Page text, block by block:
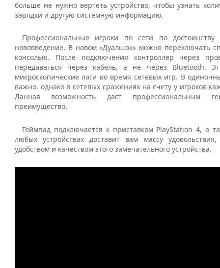
больше не нужно вертеть устройство, чтобы узнать
зарядки и другую системную информацию.
Профессиональные игроки по сети по
нововведение. В новом «Дуалшок» можно переключать
консолью. После подключения контроллер через
передаваться через кабель, а не через Bluetooth.
микроскопические лаги во время сетевых игр. В
важно, однако в сетевых сражениях на счету у игроков
Данная возможность даст профессиональным
преимущество.
Геймпад подключается к приставкам PlayStation 4, а
любых устройствах доставит вам массу
удобством и качеством этого замечательного устройства.